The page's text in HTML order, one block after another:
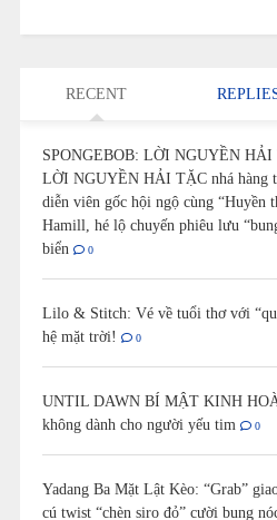
RECENT
SPONGEBOB: LỜI NGUYỀN HẢI
LỜI NGUYỀN HẢI TẶC nhá hàng
diễn viên gốc hội ngộ cùng “Huyền
Hamill, hé lộ chuyến phiêu lưu
biển
0
Lilo & Stitch: Vé về tuổi thơ với
hệ mặt trời!
0
UNTIL DAWN BÍ MẬT KINH
không dành cho người yếu tim
0
Yadang Ba Mặt Lật Kèo: “Grab”
cú twist “chèn siro đỏ” cười bung